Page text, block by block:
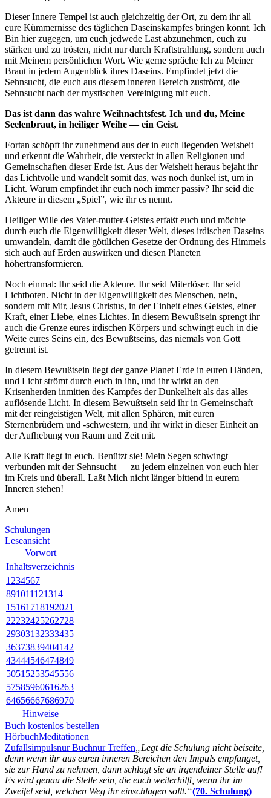
Dieser Innere Tempel ist auch gleichzeitig der Ort, zu dem ihr all
eure Kümmernisse des täglichen Daseinskampfes bringen könnt. Ich
Bin hier zugegen, um euch jedwede Last abzunehmen, euch zu
stärken und zu trösten, nicht nur durch Kraftstrahlung, sondern auch
mit Meinem persönlichen Wort. Wie gerne spräche Ich zu Meiner
Braut in jedem Augenblick ihres Daseins. Empfindet jetzt die
Sehnsucht, die euch aus diesem inneren Bereich zuströmt, die
Sehnsucht nach der mystischen Vereinigung mit euch.
Das ist dann das wahre Weihnachtsfest. Ich und du, Meine
Seelenbraut, in heiliger Weihe — ein Geist.
Fortan schöpft ihr zunehmend aus der in euch liegenden Weisheit
und erkennt die Wahrheit, die versteckt in allen Religionen und
Gemeinschaften dieser Erde ist. Aus der Weisheit heraus bejaht ihr
das Lichtvolle und wandelt somit das, was noch dunkel ist, um in
Licht. Warum empfindet ihr euch noch immer passiv? Ihr seid die
Akteure in diesem „Spiel”, wie ihr es nennt.
Heiliger Wille des Vater-mutter-Geistes erfaßt euch und möchte
durch euch die Eigenwilligkeit dieser Welt, dieses irdischen Daseins
umwandeln, damit die göttlichen Gesetze der Ordnung des Himmels
sich auch auf Erden auswirken und diesen Planeten
höhertransformieren.
Noch einmal: Ihr seid die Akteure. Ihr seid Miterlöser. Ihr seid
Lichtboten. Nicht in der Eigenwilligkeit des Menschen, nein,
sondern mit Mir, Jesus Christus, in der Einheit eines Geistes, einer
Kraft, einer Liebe, eines Lichtes. In diesem Bewußtsein sprengt ihr
auch die Grenze eures irdischen Körpers und schwingt euch in die
Weite eures Seins ein, des Bewußtseins, das niemals von Gott
getrennt ist.
In diesem Bewußtsein liegt der ganze Planet Erde in euren Händen,
und Licht strömt durch euch in ihn, und ihr wirkt an den
Krisenherden inmitten des Kampfes der Dunkelheit als das alles
auflösende Licht. In diesem Bewußtsein seid ihr in Gemeinschaft
mit der reingeistigen Welt, mit allen Sphären, mit euren
Sternenbrüdern und -schwestern, und ihr wirkt in dieser Einheit an
der Aufhebung von Raum und Zeit mit.
Alle Kraft liegt in euch. Benützt sie! Mein Segen schwingt —
verbunden mit der Sehnsucht — zu jedem einzelnen von euch hier
im Kreis und überall. Laßt Mich nicht länger bittend in eurem
Inneren stehen!
Amen
Schulungen
Leseansicht
Vorwort
Inhaltsverzeichnis
1 234567
891011121314
15161718192021
22232425262728
29303132333435
36373839404142
43444546474849
5051 5253545556
57585960616263
64656667686970
Hinweise
Buch kostenlos bestellen
HörbuchMeditationen
Zufallsimpulsnur Buchnur Treffen „Legt die Schulung nicht beiseite,
denn wenn ihr aus euren inneren Bereichen den Impuls empfanget,
sie zur Hand zu nehmen, dann schlagt sie an irgendeiner Stelle auf!
Es wird genau die Stelle sein, die euch weiterhilft, wenn ihr im
Zweifel seid, welchen Weg ihr einschlagen sollt.“(70. Schulung)